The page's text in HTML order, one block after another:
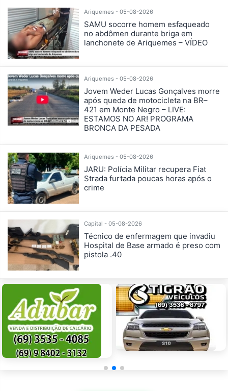
Ariquemes - 05-08-2026
SAMU socorre homem esfaqueado
no abdômen durante briga em
lanchonete de Ariquemes – VÍDEO
Ariquemes - 05-08-2026
Jovem Weder Lucas Gonçalves morre
após queda de motocicleta na BR–
421 em Monte Negro – LIVE:
ESTAMOS NO AR! PROGRAMA
BRONCA DA PESADA
Ariquemes - 05-08-2026
JARU: Polícia Militar recupera Fiat
Strada furtada poucas horas após o
crime
Capital - 05-08-2026
Técnico de enfermagem que invadiu
Hospital de Base armado é preso com
pistola .40